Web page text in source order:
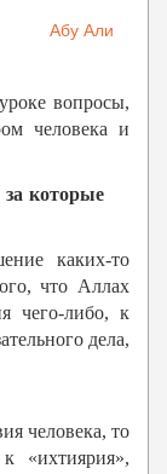
Абу Али
вопросы,
человека и
за которые
каких-то
что Аллах
чего-либо, к
дела,
человека, то
«ихтиярия»,